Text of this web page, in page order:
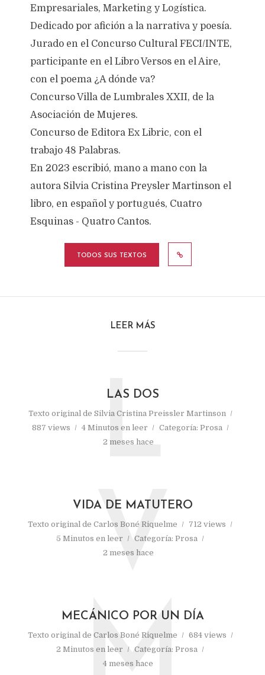
Empresariales, Marketing y Logística.
Dedicado por afición a la narrativa y poesía.
Jurado en el Concurso Cultural FECI/INTE,
participante en el Libro Versos en el Aire,
con el poema ¿A dónde va?
Concurso Villa de Lumbrales XXII, de la
Asociación de Mujeres.
Concurso de Editora Ex Libric, con el
trabajo 48 Palabras.
En 2023 escribió, mano a mano con la
autora Silvia Cristina Preysler Martinson el
libro, en español y portugués, Cuatro
Esquinas - Quatro Cantos.
TODOS SUS TEXTOS
LEER MÁS
LAS DOS
Texto original de Silvia Cristina Preissler Martinson
887 views
4 Minutos en leer Categoría: Prosa
2 meses hace
L
VIDA DE MATUTERO
Texto original de Carlos Boné Riquelme
712 views
5 Minutos en leer
Categoría: Prosa
2 meses hace
V
MECÁNICO POR UN DÍA
Texto original de Carlos Boné Riquelme
684 views
2 Minutos en leer
Categoría: Prosa
4 meses hace
M